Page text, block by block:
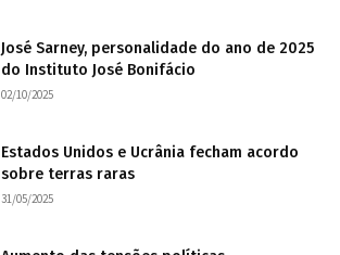
José Sarney, personalidade do ano de 2025
do Instituto José Bonifácio
02/10/2025
Estados Unidos e Ucrânia fecham acordo
sobre terras raras
31/05/2025